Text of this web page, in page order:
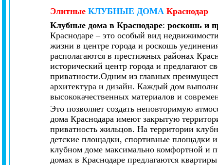
Элитные КЛУБНЫЕ ДОМА Краснодар
Клубные дома в Краснодаре: роскошь и
Краснодаре – это особый вид
жизни в центре города и роскошь
располагаются в престижных районах
исторический центр города и предлагают
приватности.Одним из главных
архитектура и дизайн. Каждый дом
высококачественных материалов и
Это позволяет создать неповторимую
дома Краснодара имеют закрытую
приватность жильцов. На территории
детские площадки, спортивные площадки
клубном доме максимально комфортной и
домах в Краснодаре предлагаются